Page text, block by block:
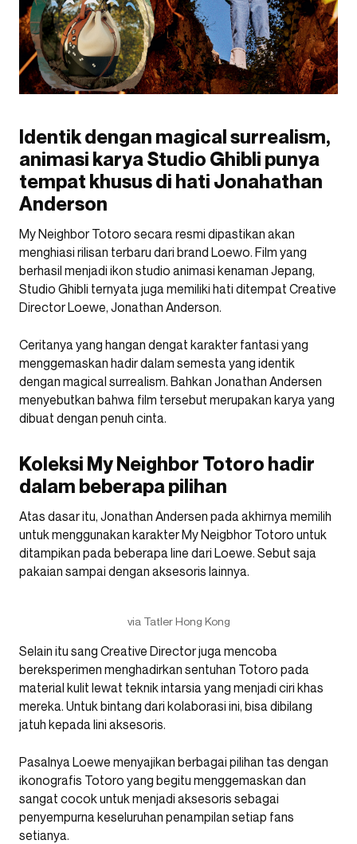
Identik dengan magical surrealism,
animasi karya Studio Ghibli punya
tempat khusus di hati Jonahathan
Anderson
My Neighbor Totoro secara resmi dipastikan akan
menghiasi rilisan terbaru dari brand Loewo. Film yang
berhasil menjadi ikon studio animasi kenaman Jepang,
Studio Ghibli ternyata juga memiliki hati ditempat Creative
Director Loewe, Jonathan Anderson.
Ceritanya yang hangan dengat karakter fantasi yang
menggemaskan hadir dalam semesta yang identik
dengan magical surrealism. Bahkan Jonathan Andersen
menyebutkan bahwa film tersebut merupakan karya yang
dibuat dengan penuh cinta.
Koleksi My Neighbor Totoro hadir
dalam beberapa pilihan
Atas dasar itu, Jonathan Andersen pada akhirnya memilih
untuk menggunakan karakter My Neigbhor Totoro untuk
ditampikan pada beberapa line dari Loewe. Sebut saja
pakaian sampai dengan aksesoris lainnya.
via Tatler Hong Kong
Selain itu sang Creative Director juga mencoba
bereksperimen menghadirkan sentuhan Totoro pada
material kulit lewat teknik intarsia yang menjadi ciri khas
mereka. Untuk bintang dari kolaborasi ini, bisa dibilang
jatuh kepada lini aksesoris.
Pasalnya Loewe menyajikan berbagai pilihan tas dengan
ikonografis Totoro yang begitu menggemaskan dan
sangat cocok untuk menjadi aksesoris sebagai
penyempurna keseluruhan penampilan setiap fans
setianya.